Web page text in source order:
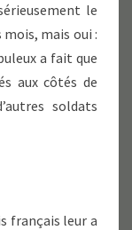
le
mais oui :
a fait que
aux côtés de
soldats
français leur a